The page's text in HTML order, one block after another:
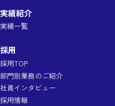
実績紹介
実績一覧
採用
採用TOP
部門別業務のご紹介
社員インタビュー
採用情報